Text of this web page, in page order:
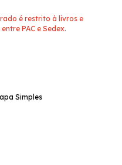
é restrito à livros e
PAC e Sedex.
Simples